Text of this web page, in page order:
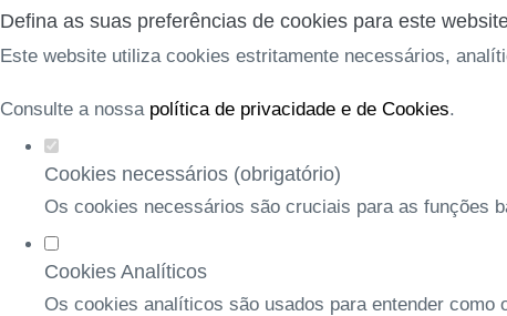
Defina as suas preferências de cookies para este
Este website utiliza cookies estritamente necessários,
Consulte a nossa política de privacidade e de Cookies.
Cookies necessários (obrigatório)
Os cookies necessários são cruciais para as funções
Cookies Analíticos
Os cookies analíticos são usados para entender